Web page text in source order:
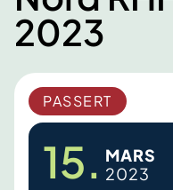
2023
PASSERT
15. MARS
2023